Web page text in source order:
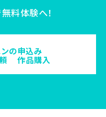
料体験へ！
の申込み
頼 作品購入